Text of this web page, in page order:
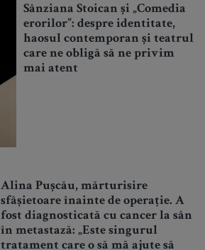
Sânziana Stoican și „Comedia
erorilor”: despre identitate,
haosul contemporan și teatrul
care ne obligă să ne privim
mai atent
Alina Pușcău, mărturisire
sfâșietoare înainte de operație. A
fost diagnosticată cu cancer la sân
în metastază: „Este singurul
tratament care o să mă ajute să